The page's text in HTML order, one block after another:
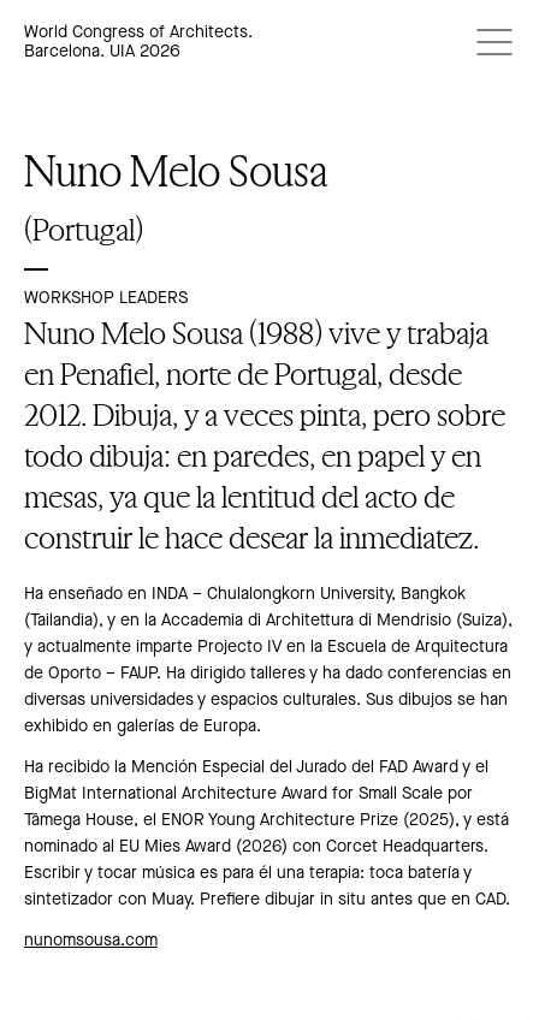
World Congress of Architects.
Barcelona. UIA 2026
Nuno Melo Sousa
(Portugal)
WORKSHOP LEADERS
Nuno Melo Sousa (1988) vive y trabaja
en Penafiel, norte de Portugal, desde
2012. Dibuja, y a veces pinta, pero sobre
todo dibuja: en paredes, en papel y en
mesas, ya que la lentitud del acto de
construir le hace desear la inmediatez.
Ha enseñado en INDA – Chulalongkorn University, Bangkok
(Tailandia), y en la Accademia di Architettura di Mendrisio (Suiza),
y actualmente imparte Projecto IV en la Escuela de Arquitectura
de Oporto – FAUP. Ha dirigido talleres y ha dado conferencias en
diversas universidades y espacios culturales. Sus dibujos se han
exhibido en galerías de Europa.
Ha recibido la Mención Especial del Jurado del FAD Award y el
BigMat International Architecture Award for Small Scale por
Tâmega House, el ENOR Young Architecture Prize (2025), y está
nominado al EU Mies Award (2026) con Corcet Headquarters.
Escribir y tocar música es para él una terapia: toca batería y
sintetizador con Muay. Prefiere dibujar in situ antes que en CAD.
nunomsousa.com